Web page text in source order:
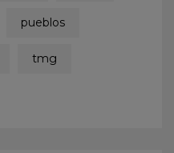
pueblos
tmg